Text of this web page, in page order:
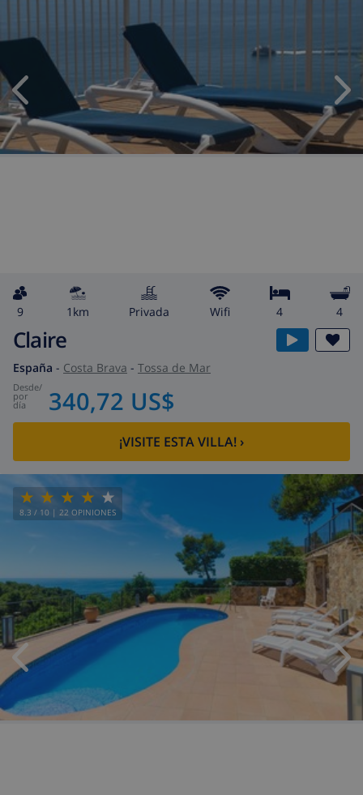
9 1km privada wifi 4 4
Claire
España - Costa Brava - Tossa de Mar
desde/
por
día 340,72 US$
¡VISITE ESTA VILLA! ›
8.3 / 10 | 22 OPINIONES